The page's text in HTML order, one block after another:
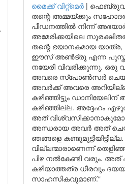
മൈക്ക് വിറ്റ്മെർ |
തന്റെ അമ്മയ്ക്കും
പീഡനത്തിൽ നിന്ന്
അമേരിക്കയിലെ
തന്റെ ഭയാനകമായ
ഈസ് അൺട്രൂ എന്ന
നയേരി വിവരിക്കുന്നു. ഒരു
അവരെ സ്പോൺസർ
അവർക്ക് അവരെ
കഴിഞ്ഞിട്ടും ഡാനിയേലിന്
കഴിഞ്ഞില്ല. അദ്ദേഹം
അത്
അന്ധരായ അവർ അത്
ഞങ്ങളെ
വില്ലന്മാരാണെന്ന്
പിഴ നൽകേണ്ടി വരും. അത്
കഴിയാത്തത്ര ധീരവും
സാഹസികവുമാണ്.“